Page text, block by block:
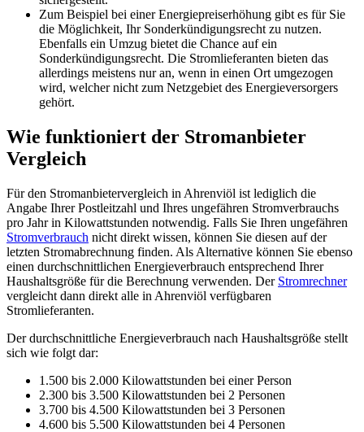
Zum Beispiel bei einer Energiepreiserhöhung gibt es für Sie
die Möglichkeit, Ihr Sonderkündigungsrecht zu nutzen.
Ebenfalls ein Umzug bietet die Chance auf ein
Sonderkündigungsrecht. Die Stromlieferanten bieten das
allerdings meistens nur an, wenn in einen Ort umgezogen
wird, welcher nicht zum Netzgebiet des Energieversorgers
gehört.
Wie funktioniert der Stromanbieter
Vergleich
Für den Stromanbietervergleich in Ahrenviöl ist lediglich die
Angabe Ihrer Postleitzahl und Ihres ungefähren Stromverbrauchs
pro Jahr in Kilowattstunden notwendig. Falls Sie Ihren ungefähren
Stromverbrauch nicht direkt wissen, können Sie diesen auf der
letzten Stromabrechnung finden. Als Alternative können Sie ebenso
einen durchschnittlichen Energieverbrauch entsprechend Ihrer
Haushaltsgröße für die Berechnung verwenden. Der Stromrechner
vergleicht dann direkt alle in Ahrenviöl verfügbaren
Stromlieferanten.
Der durchschnittliche Energieverbrauch nach Haushaltsgröße stellt
sich wie folgt dar:
1.500 bis 2.000 Kilowattstunden bei einer Person
2.300 bis 3.500 Kilowattstunden bei 2 Personen
3.700 bis 4.500 Kilowattstunden bei 3 Personen
4.600 bis 5.500 Kilowattstunden bei 4 Personen